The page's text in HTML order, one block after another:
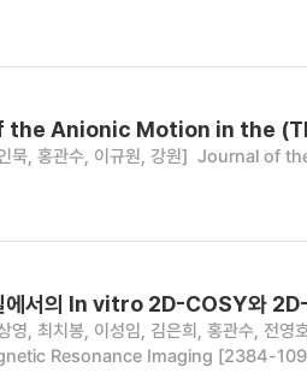
the Anionic Motion in the
묵, 홍관수, 이규원, 강원] Journal of
에서의 In vitro 2D-COSY와
영, 최치봉, 이성임, 김은희, 홍관수, 전영
Resonance Imaging [2384-